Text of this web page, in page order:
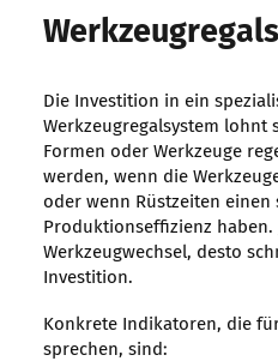
Die Investition in ein
Werkzeugregalsystem lohnt
Formen oder Werkzeuge
werden, wenn die
oder wenn Rüstzeiten
Produktionseffizienz haben.
Werkzeugwechsel, desto
Investition.
Konkrete Indikatoren, die
sprechen, sind: